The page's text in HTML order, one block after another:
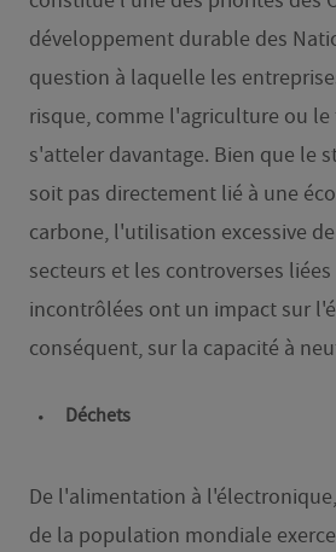
développement durable des
question à laquelle les
risque, comme l'agriculture ou
s'atteler davantage. Bien que le
soit pas directement lié à une
carbone, l'utilisation excessive
secteurs et les controverses
incontrôlées ont un impact sur
conséquent, sur la capacité à
Déchets
De l'alimentation à
de la population mondiale